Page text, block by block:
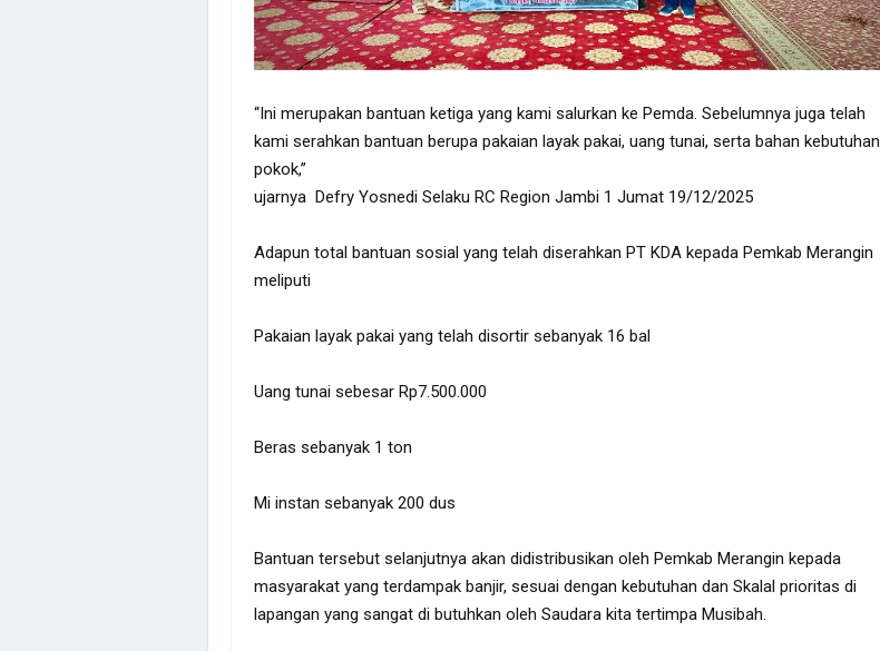
“Ini merupakan bantuan ketiga yang kami salurkan ke Pemda. Sebelumnya juga telah
kami serahkan bantuan berupa pakaian layak pakai, uang tunai, serta bahan kebutuhan
pokok,”
ujarnya Defry Yosnedi Selaku RC Region Jambi 1 Jumat 19/12/2025
Adapun total bantuan sosial yang telah diserahkan PT KDA kepada Pemkab Merangin
meliputi
Pakaian layak pakai yang telah disortir sebanyak 16 bal
Uang tunai sebesar Rp7.500.000
Beras sebanyak 1 ton
Mi instan sebanyak 200 dus
Bantuan tersebut selanjutnya akan didistribusikan oleh Pemkab Merangin kepada
masyarakat yang terdampak banjir, sesuai dengan kebutuhan dan Skalal prioritas di
lapangan yang sangat di butuhkan oleh Saudara kita tertimpa Musibah.